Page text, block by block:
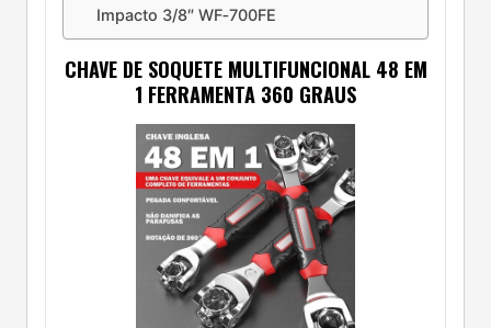
Impacto 3/8″ WF‑700FE
CHAVE DE SOQUETE MULTIFUNCIONAL 48 EM
1 FERRAMENTA 360 GRAUS